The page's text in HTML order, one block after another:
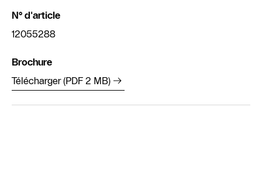
N° d'article
12055288
Brochure
Télécharger (PDF 2 MB)